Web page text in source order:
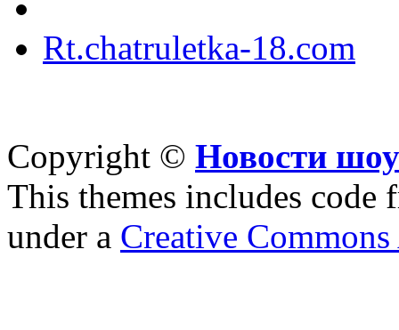
Rt.chatruletka-18.com
Copyright © Новости
This themes includes code
under a Creative